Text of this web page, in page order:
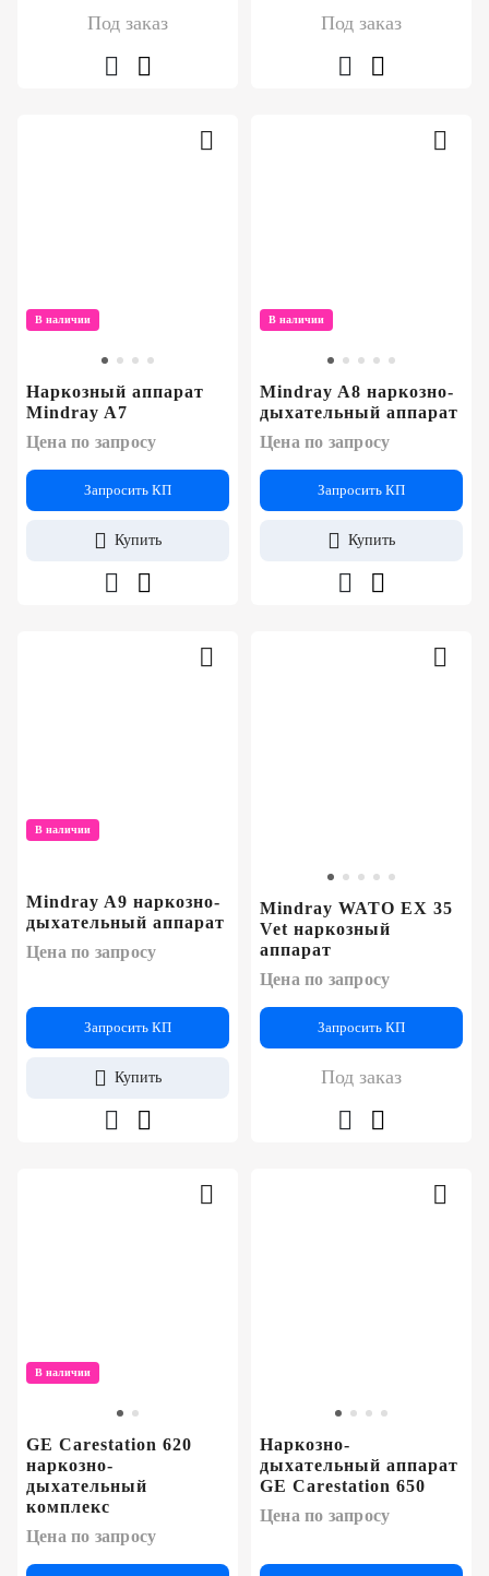
Под заказ Под заказ
В наличии
Наркозный аппарат
Mindray A7
Цена по запросу
Запросить КП
Купить
В наличии
Mindray A8 наркозно-
дыхательный аппарат
Цена по запросу
Запросить КП
Купить
В наличии
Mindray A9 наркозно-
дыхательный аппарат
Цена по запросу
Запросить КП
Купить
Mindray WATO EX 35
Vet наркозный
аппарат
Цена по запросу
Запросить КП
Под заказ
В наличии
GE Carestation 620
наркозно-
дыхательный
комплекс
Цена по запросу
Наркозно-
дыхательный аппарат
GE Carestation 650
Цена по запросу